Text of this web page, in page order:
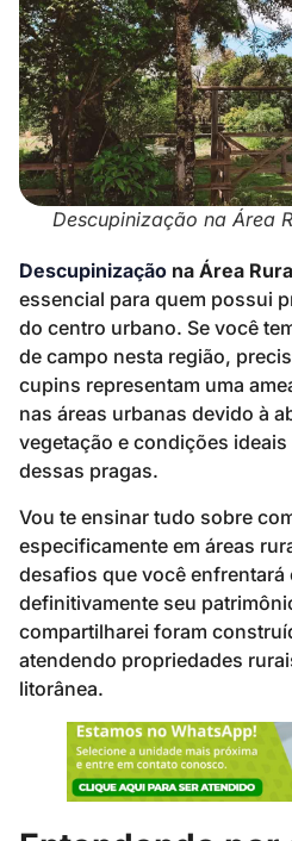
Descupinização na Área
Descupinização na Área
essencial para quem possui
do centro urbano. Se você
de campo nesta região,
cupins representam uma
nas áreas urbanas devido à
vegetação e condições
dessas pragas.
Vou te ensinar tudo sobre
especificamente em áreas
desafios que você enfrentará
definitivamente seu
compartilharei foram
atendendo propriedades
litorânea.